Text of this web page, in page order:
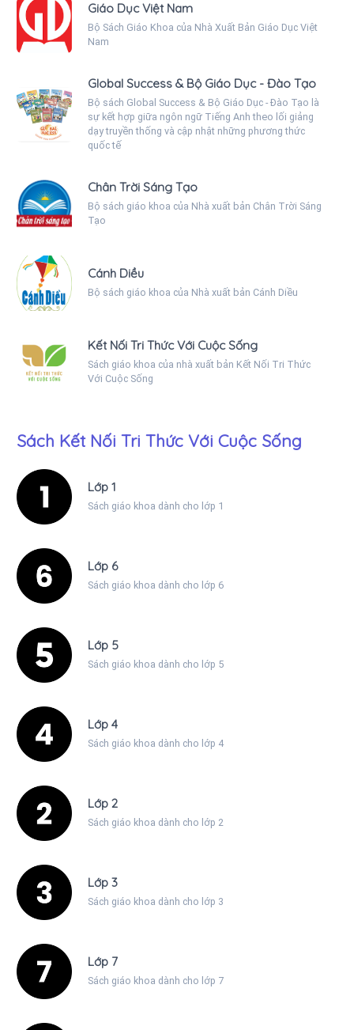
Giáo Dục Việt Nam
Bộ Sách Giáo Khoa của Nhà Xuất Bản Giáo Dục Việt
Nam
Global Success & Bộ Giáo Dục - Đào Tạo
Bộ sách Global Success & Bộ Giáo Dục - Đào Tạo là
sự kết hợp giữa ngôn ngữ Tiếng Anh theo lối giảng
dạy truyền thống và cập nhật những phương thức
quốc tế
Chân Trời Sáng Tạo
Bộ sách giáo khoa của Nhà xuất bản Chân Trời Sáng
Tạo
Cánh Diều
Bộ sách giáo khoa của Nhà xuất bản Cánh Diều
Kết Nối Tri Thức Với Cuộc Sống
Sách giáo khoa của nhà xuất bản Kết Nối Tri Thức
Với Cuộc Sống
Sách Kết Nối Tri Thức Với Cuộc Sống
Lớp 1
Sách giáo khoa dành cho lớp 1
Lớp 6
Sách giáo khoa dành cho lớp 6
Lớp 5
Sách giáo khoa dành cho lớp 5
Lớp 4
Sách giáo khoa dành cho lớp 4
Lớp 2
Sách giáo khoa dành cho lớp 2
Lớp 3
Sách giáo khoa dành cho lớp 3
Lớp 7
Sách giáo khoa dành cho lớp 7